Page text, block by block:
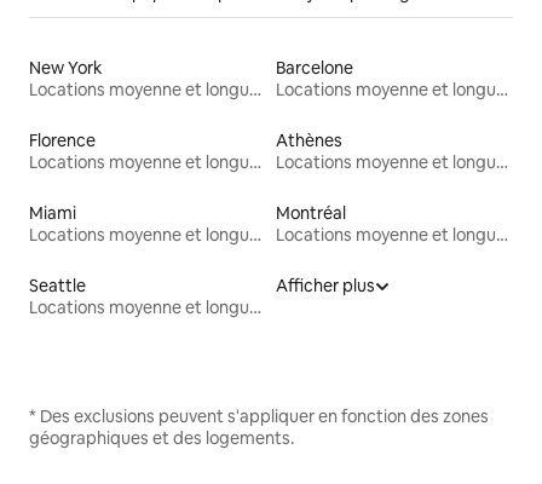
New York
Locations moyenne et longue durée
Barcelone
Locations moyenne et longue durée
Florence
Locations moyenne et longue durée
Athènes
Locations moyenne et longue durée
Miami
Locations moyenne et longue durée
Montréal
Locations moyenne et longue durée
Seattle
Locations moyenne et longue durée
Afficher plus
* Des exclusions peuvent s'appliquer en fonction des zones
géographiques et des logements.